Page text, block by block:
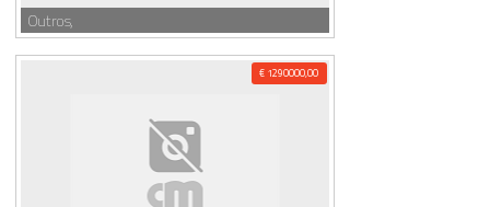
Outros,
€ 1290000,00